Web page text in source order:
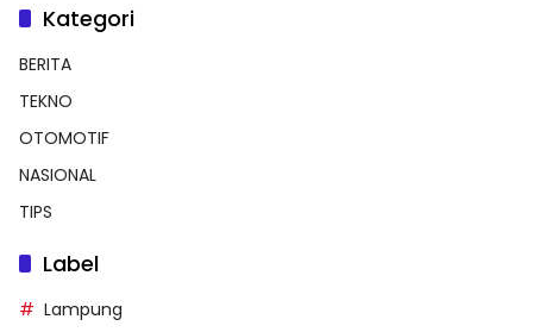
Kategori
BERITA
TEKNO
OTOMOTIF
NASIONAL
TIPS
Label
Lampung